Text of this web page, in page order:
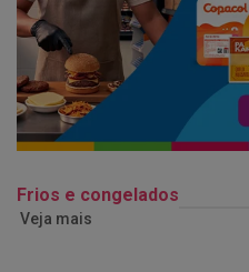
Frios e congelados
Veja mais